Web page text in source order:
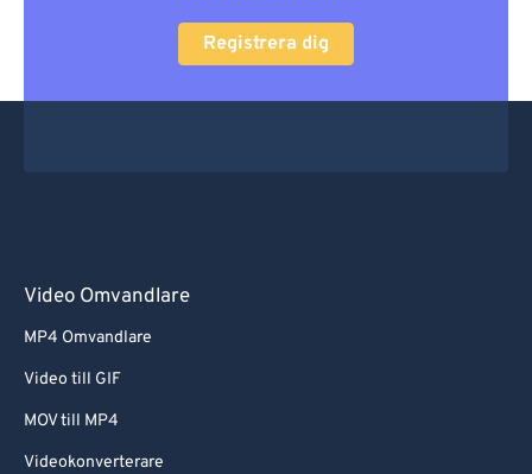
Registrera dig
Video Omvandlare
MP4 Omvandlare
Video till GIF
MOV till MP4
Videokonverterare